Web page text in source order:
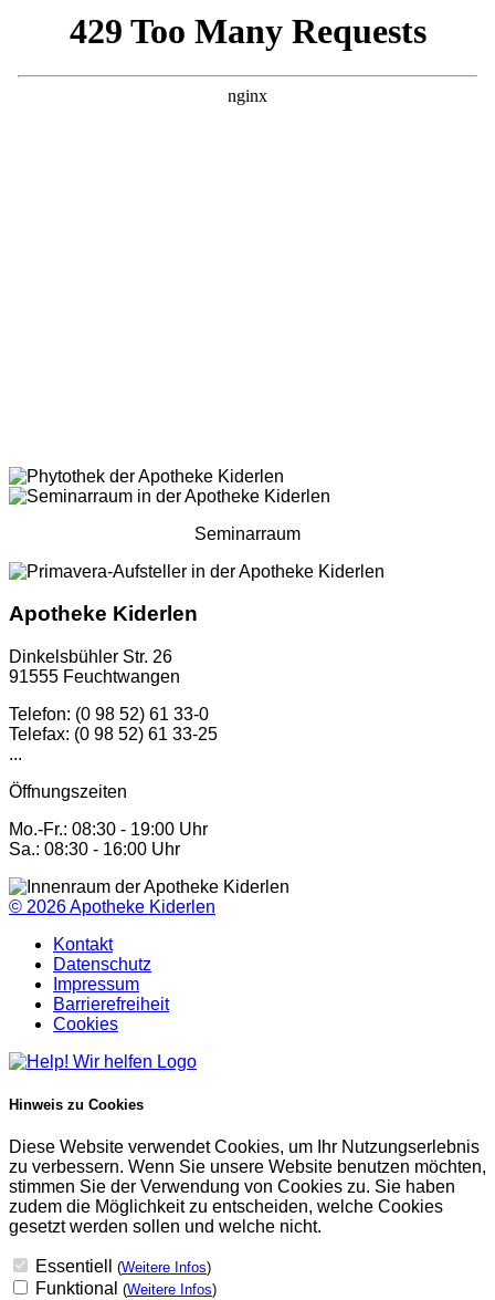
Seminarraum
Apotheke Kiderlen
Dinkelsbühler Str. 26
91555 Feuchtwangen
Telefon: (0 98 52) 61 33-0
Telefax: (0 98 52) 61 33-25
...
Öffnungszeiten
Mo.-Fr.: 08:30 - 19:00 Uhr
Sa.: 08:30 - 16:00 Uhr
© 2026Apotheke Kiderlen
Kontakt
Datenschutz
Impressum
Barrierefreiheit
Cookies
Hinweis zu Cookies
Diese Website verwendet Cookies, um Ihr Nutzungserlebnis
zu verbessern. Wenn Sie unsere Website benutzen möchten,
stimmen Sie der Verwendung von Cookies zu. Sie haben
zudem die Möglichkeit zu entscheiden, welche Cookies
gesetzt werden sollen und welche nicht.
Essentiell (Weitere Infos)
Funktional (Weitere Infos)